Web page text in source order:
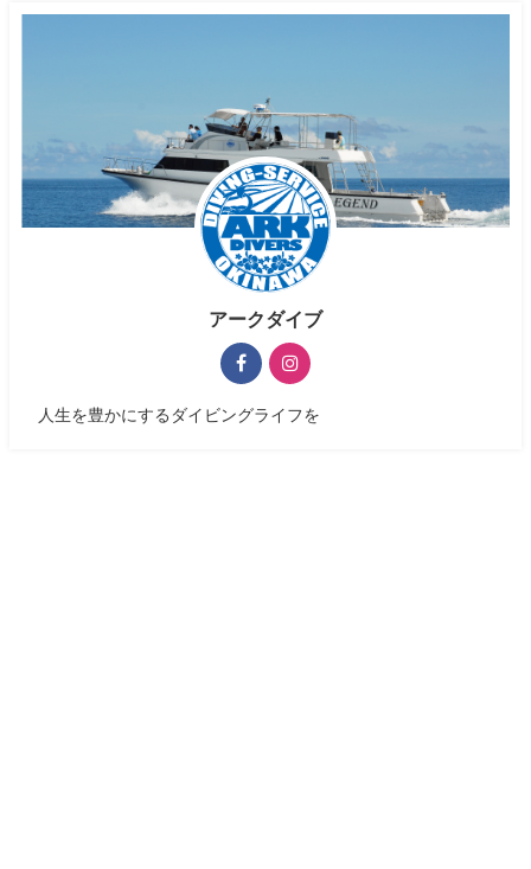
アークダイブ
人生を豊かにするダイビングライフを